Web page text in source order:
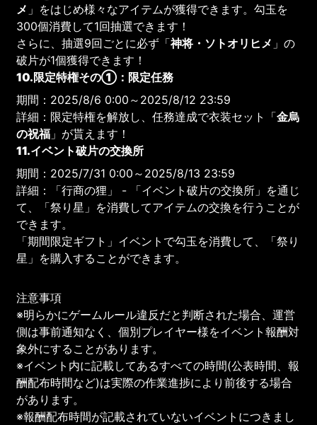
メ 」をはじめ様々なアイテムが獲得できます。勾玉を
300個消費して1回抽選できます！
さらに、抽選9回ごとに必ず「神将・ソトオリヒメ 」の
破片が1個獲得できます！
10.限定特権その①：限定任務
期間：2025/8/6 0:00～2025/8/12 23:59
詳細：限定特権を解放し、任務達成で衣装セット「金烏
の祝福 」が貰えます！
11.イベント破片の交換所
期間：2025/7/31 0:00～2025/8/13 23:59
詳細：「行商の狸」 - 「イベント破片の交換所」を通じ
て、「祭り星」を消費してアイテムの交換を行うことが
できます。
「期間限定ギフト」イベントで勾玉を消費して、「祭り
星」を購入することができます。
注意事項
※明らかにゲームルール違反だと判断された場合、運営
側は事前通知なく、個別プレイヤー様をイベント報酬対
象外にすることがあります。
※イベント内に記載してあるすべての時間(公表時間、報
酬配布時間など)は実際の作業進捗により前後する場合
があります。
※報酬配布時間が記載されていないイベントにつきまし